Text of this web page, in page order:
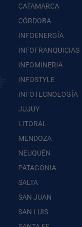
CATAMARCA
CÓRDOBA
INFOENERGÍA
INFOFRANQUICIAS
INFOMINERIA
INFOSTYLE
INFOTECNOLOGÍA
JUJUY
LITORAL
MENDOZA
NEUQUÉN
PATAGONIA
SALTA
SAN JUAN
SAN LUIS